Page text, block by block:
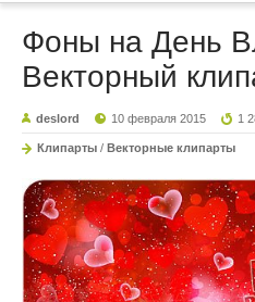
Фоны на День
Векторный
deslord 10 февраля 2015 1
Клипарты / Векторные клипарты